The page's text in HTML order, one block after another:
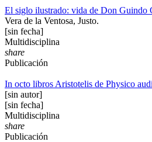
El siglo ilustrado: vida de Don Guindo
Vera de la Ventosa, Justo.
[sin fecha]
Multidisciplina
share
Publicación
In octo libros Aristotelis de Physico
[sin autor]
[sin fecha]
Multidisciplina
share
Publicación